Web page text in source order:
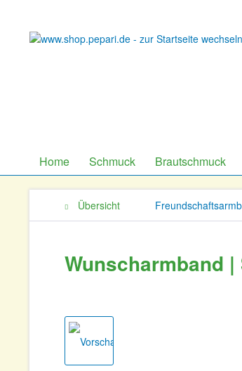
Home Schmuck Brautschmuck
Übersicht
Wunscharmband